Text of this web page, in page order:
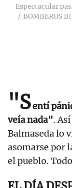
Espectacular
BOMBEROS
"Sentí
veía nada".
Balmaseda lo
asomarse por
el pueblo.